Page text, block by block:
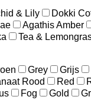
& Lily Dokki
Agathis Amber
Tea &
Grey Grijs
Rood Red
Fog Gold